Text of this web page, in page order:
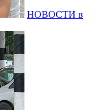
НОВОСТИ в